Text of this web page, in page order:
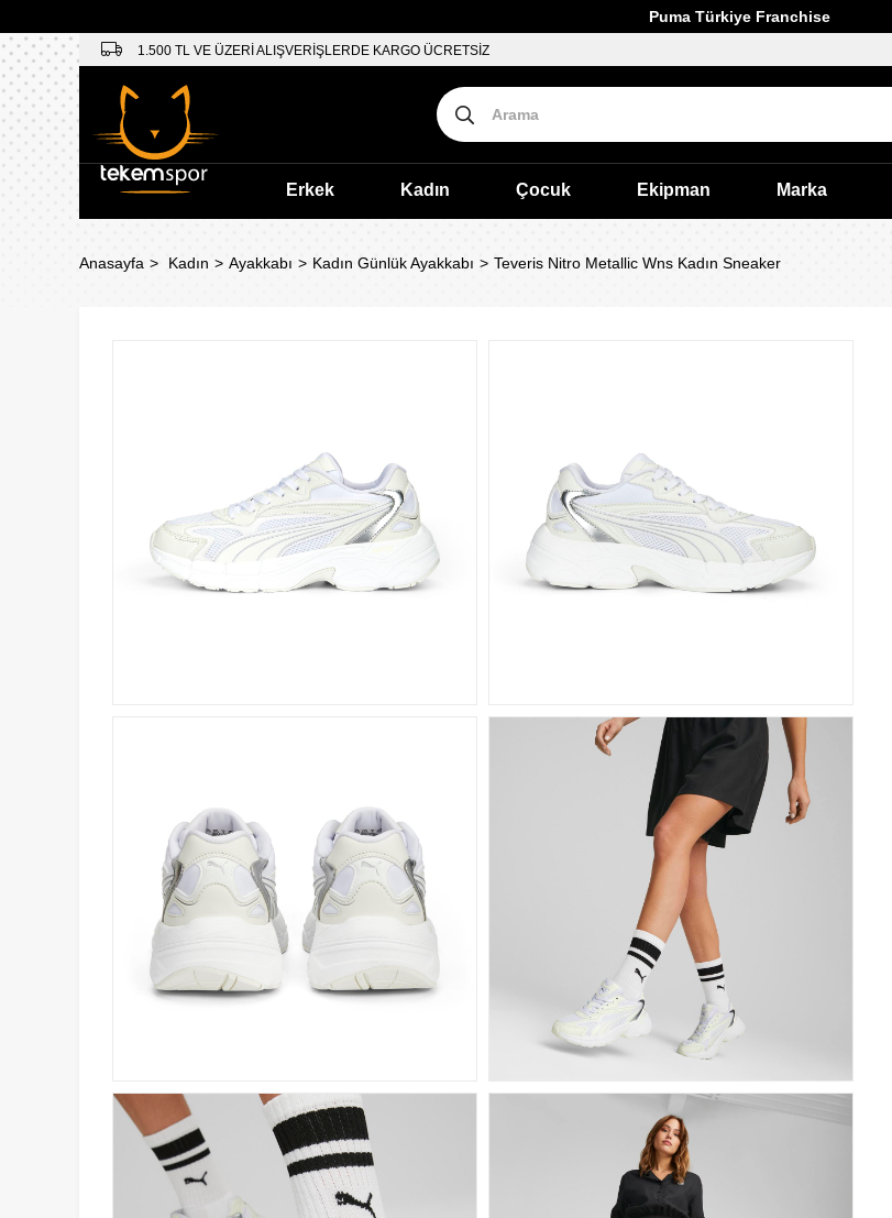
Puma Türkiye Franchise
1.500 TL VE ÜZERİ ALIŞVERİŞLERDE KARGO ÜCRETSİZ
Erkek Kadın Çocuk Ekipman Marka
Anasayfa Kadın Ayakkabı Kadın Günlük Ayakkabı Teveris Nitro Metallic Wns Kadın Sneaker